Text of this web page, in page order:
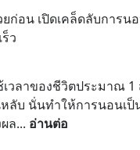
ก่อน เปิดเคล็ดลับการน
ว
เวลาของชีวิตประมาณ
ลับ นั่นทำให้การนอนเป็
ล... อ่านต่อ